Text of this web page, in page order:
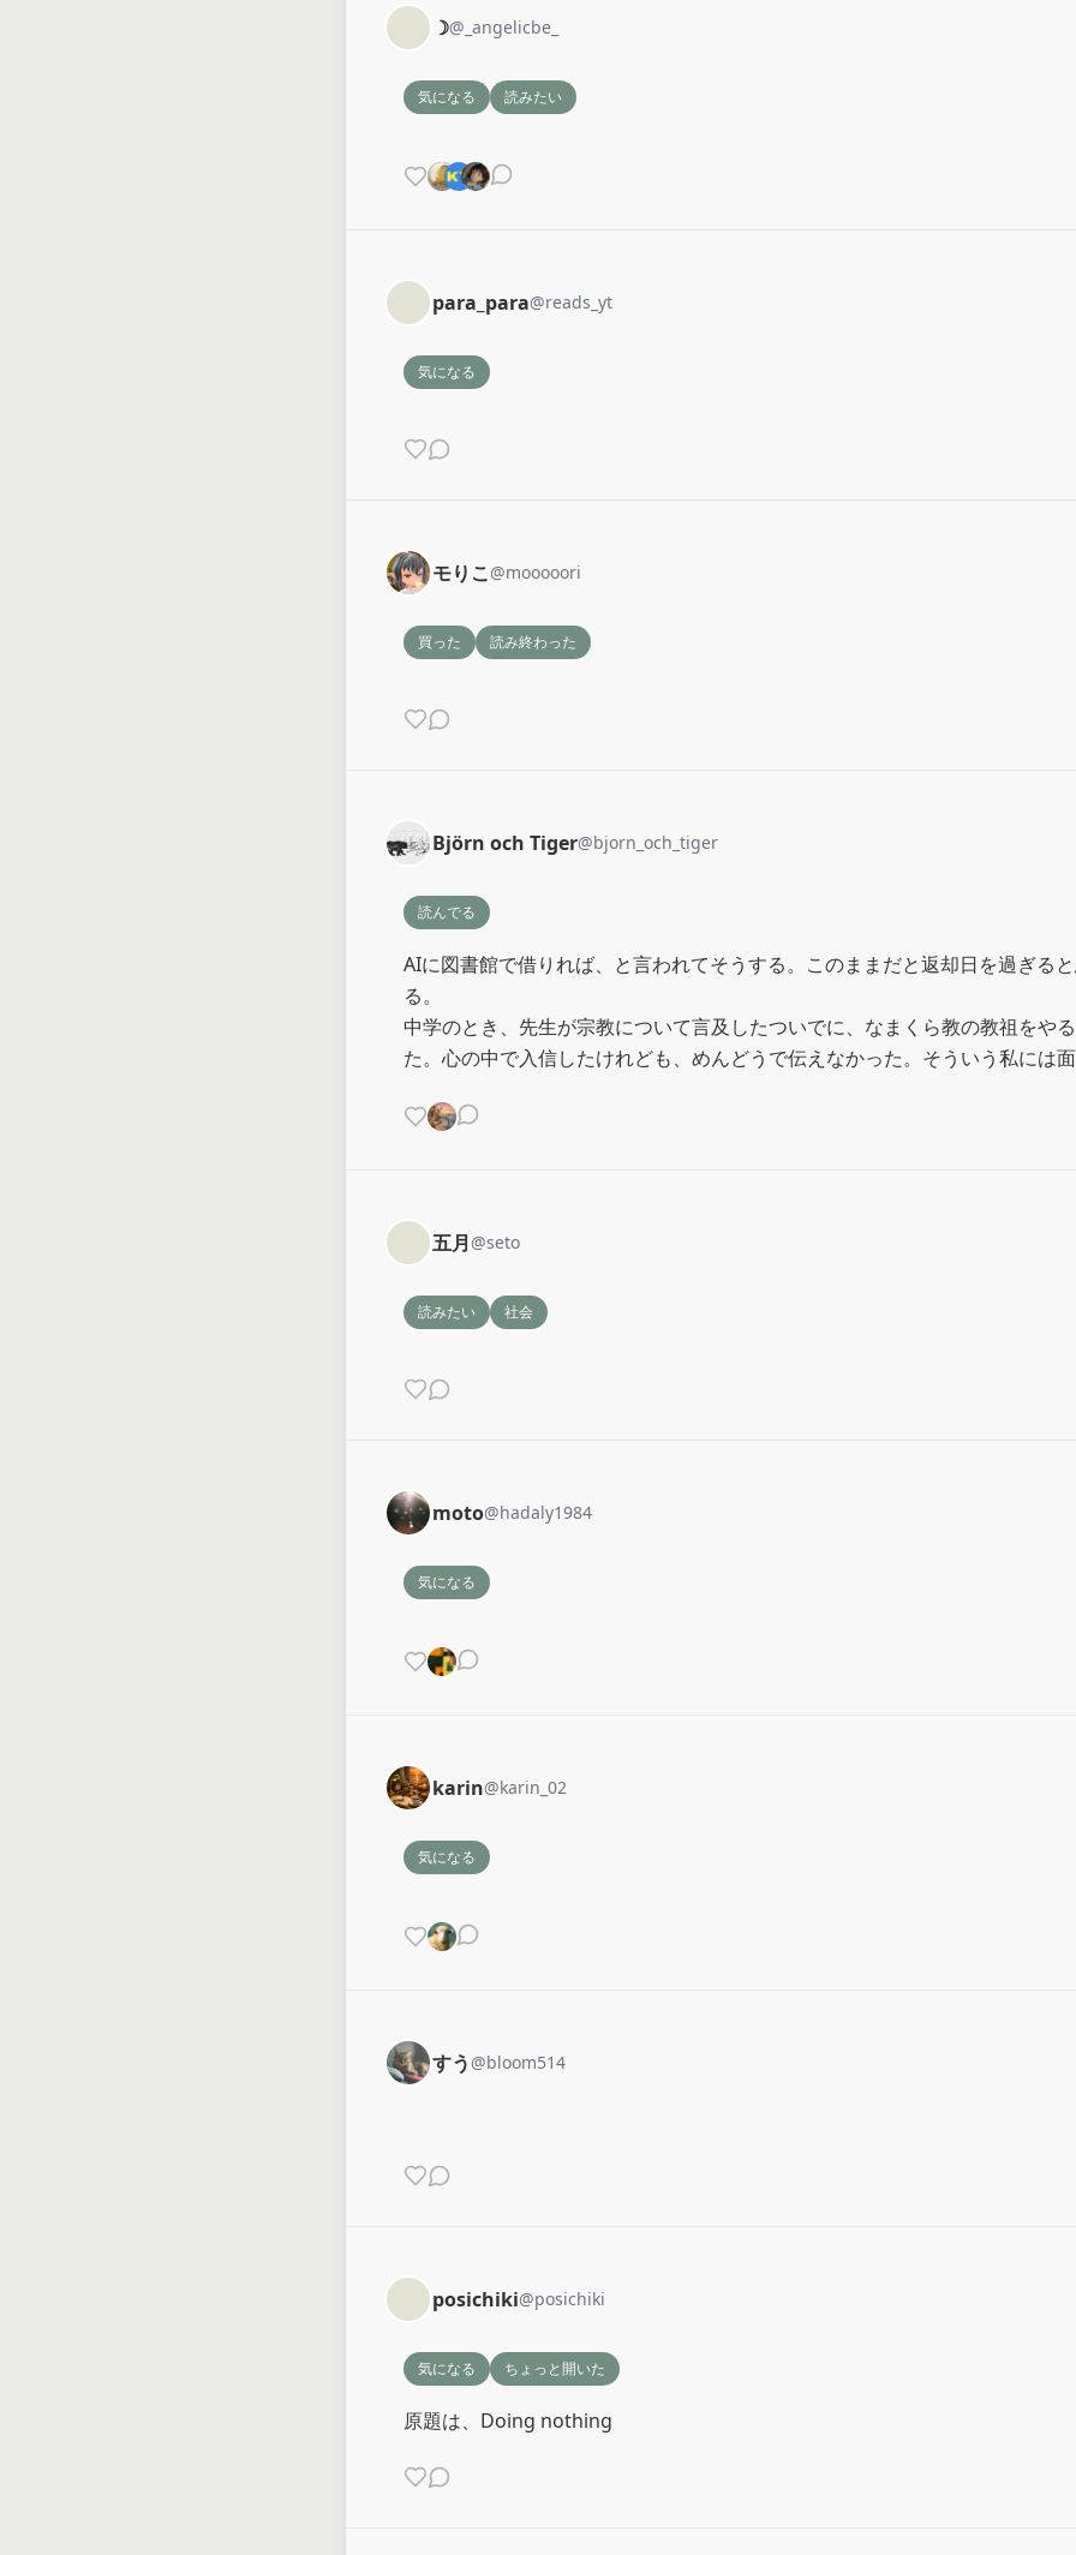
☽@ _angelicbe_
気になる 読みたい
para_para@reads_yt
気になる
モりこ@mooooori
買った 読み終わった
Björn och Tiger@bjorn_och_tiger
読んでる
AIに図書館で借りれば、と言われてそうする。このままだと返却日を過ぎる
る。
中学のとき、先生が宗教について言及したついでに、なまくら教の教祖をや
た。心の中で入信したけれども、めんどうで伝えなかった。そういう私には
五月 @seto
読みたい 社会
moto@hadaly1984
気になる
karin@karin_02
気になる
すう @bloom514
posichiki@posichiki
気になる ちょっと開いた
原題は、Doing nothing